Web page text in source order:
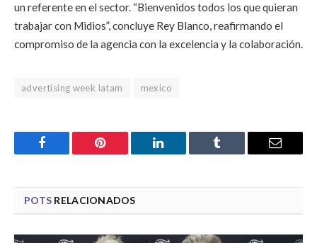
un referente en el sector. “Bienvenidos todos los que quieran
trabajar con Midios”, concluye Rey Blanco, reafirmando el
compromiso de la agencia con la excelencia y la colaboración.
advertising week latam mexico
Facebook Pinterest LinkedIn Tumblr Email
POTS RELACIONADOS